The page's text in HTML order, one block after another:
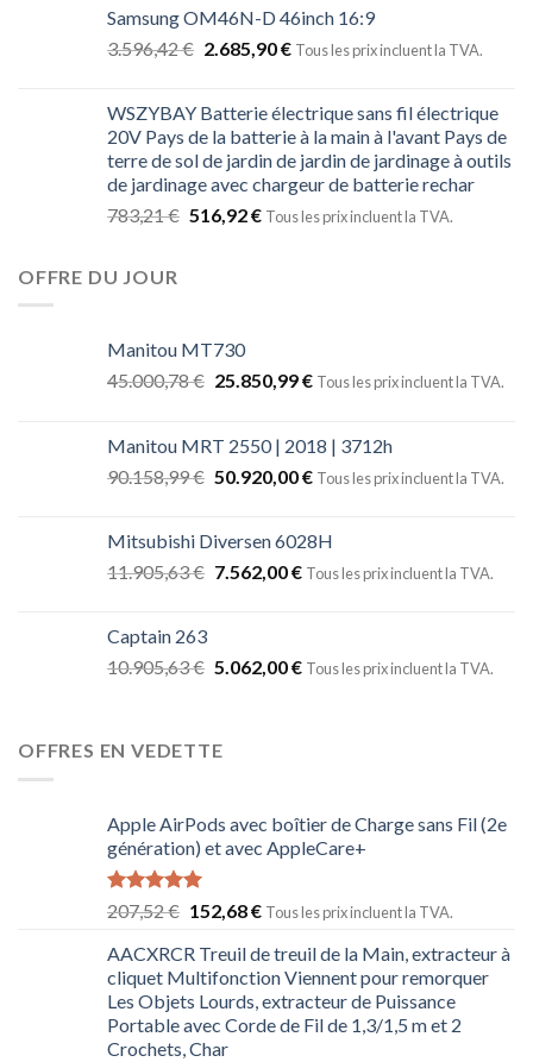
Samsung OM46N-D 46inch 16:9
3.596,42€ 2.685,90€ Tous les prix incluent la TVA.
WSZYBAY Batterie électrique sans fil électrique
20V Pays de la batterie à la main à l'avant Pays de
terre de sol de jardin de jardin de jardinage à outils
de jardinage avec chargeur de batterie rechar
783,21€ 516,92€ Tous les prix incluent la TVA.
OFFRE DU JOUR
Manitou MT730
45.000,78€ 25.850,99€ Tous les prix incluent la TVA.
Manitou MRT 2550 | 2018 | 3712h
90.158,99€ 50.920,00€ Tous les prix incluent la TVA.
Mitsubishi Diversen 6028H
11.905,63€ 7.562,00€ Tous les prix incluent la TVA.
Captain 263
10.905,63€ 5.062,00€ Tous les prix incluent la TVA.
OFFRES EN VEDETTE
Apple AirPods avec boîtier de Charge sans Fil (2e
génération) et avec AppleCare+
Note5.00
sur 5
207,52€ 152,68€ Tous les prix incluent la TVA.
AACXRCR Treuil de treuil de la Main, extracteur à
cliquet Multifonction Viennent pour remorquer
Les Objets Lourds, extracteur de Puissance
Portable avec Corde de Fil de 1,3/1,5 m et 2
Crochets, Char